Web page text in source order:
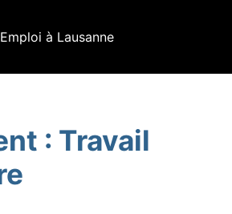
Emploi à Lausanne
: Travail